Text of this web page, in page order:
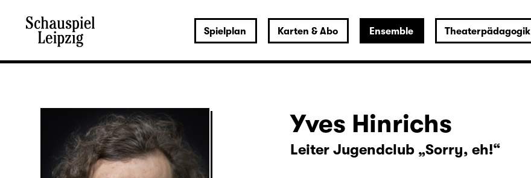
Spielplan Karten & Abo Ensemble Theaterpädagogik
Yves Hinrichs
Leiter Jugendclub „Sorry, eh!“